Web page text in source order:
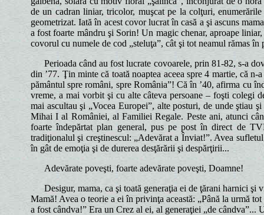
de un cadran liniar, tricolor, muşcat pe la colţuri,
geometrizat. Iată în acest covor lucrat în casă a şi ascuns
a fost foarte mândru şi Sorin! Un magic chenar, aproape
covorul cu numele de cod „steluţa”, cât şi tot neamul rămas
Perioada când au fost lucrate covoarele, prin 81-82, s-a
din ’77. Ţin minte că toată noaptea aceea spre 4 martie, că
pământul spre români, spre România”! Că în ’40, afirma cu
vreme, a mai vorbit şi cu alte câteva persoane – foşti colegi
mai ascultau şi „Vocea Europei”, alte posturi, de unde ştiau
Mihai I al României, al Familiei Regale. Peste ani, atunci
foarte îndepărtat plan general, pus pe post în direct de
tradiţionalul şi creştinescul: „Adevărat a Înviat!”. Avea
în gât de emoţia şi de durerea desţărării şi despărţirii...
Adevărate poveşti, foarte adevărate poveşti, Doamne!
Desigur, mama, ca şi toată generaţia ei de ţărani harnici
Mamă! Avea o teorie a ei în privinţa această: „Până la urmă
a fost cândva!” Era un Crez al ei, al generaţiei „de cândva”...